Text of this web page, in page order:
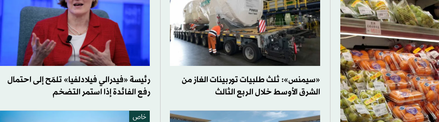
«سيمنس»: ثلث طلبيات توربينات الغاز من
الشرق الأوسط خلال الربع الثالث
رئيسة «فيدرالي فيلادلفيا» تلمّح إلى احتمال
رفع الفائدة إذا استمر التضخم
خاص